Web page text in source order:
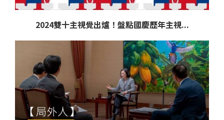
2024雙十主視覺出爐！盤點國慶歷年主視...